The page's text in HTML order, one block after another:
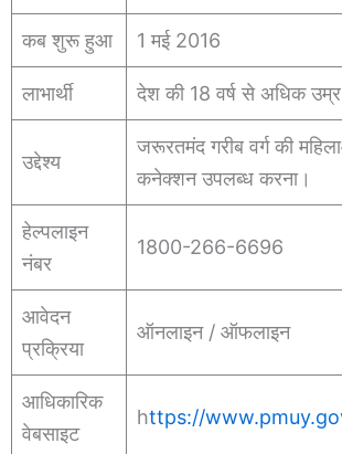
कब शुरू हुआ 1 मई 2016
लाभार्थी देश की 18 वर्ष से अधिक उम्र
उद्देश्य
जरूरतमंद गरीब वर्ग की
कनेक्शन उपलब्ध करना।
हेल्पलाइन
नंबर
1800-266-6696
आवेदन
प्रक्रिया
ऑनलाइन / ऑफलाइन
आधिकारिक
वेबसाइट
https://